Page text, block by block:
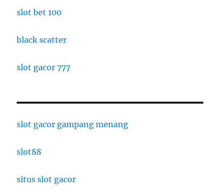
slot bet 100
black scatter
slot gacor 777
slot gacor gampang menang
slot88
situs slot gacor